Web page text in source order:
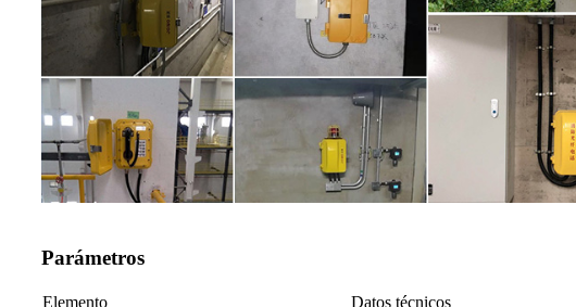
Parámetros
Elemento
Datos técnicos